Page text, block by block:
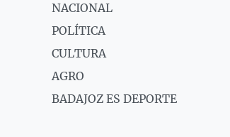
NACIONAL
POLÍTICA
CULTURA
AGRO
BADAJOZ ES DEPORTE